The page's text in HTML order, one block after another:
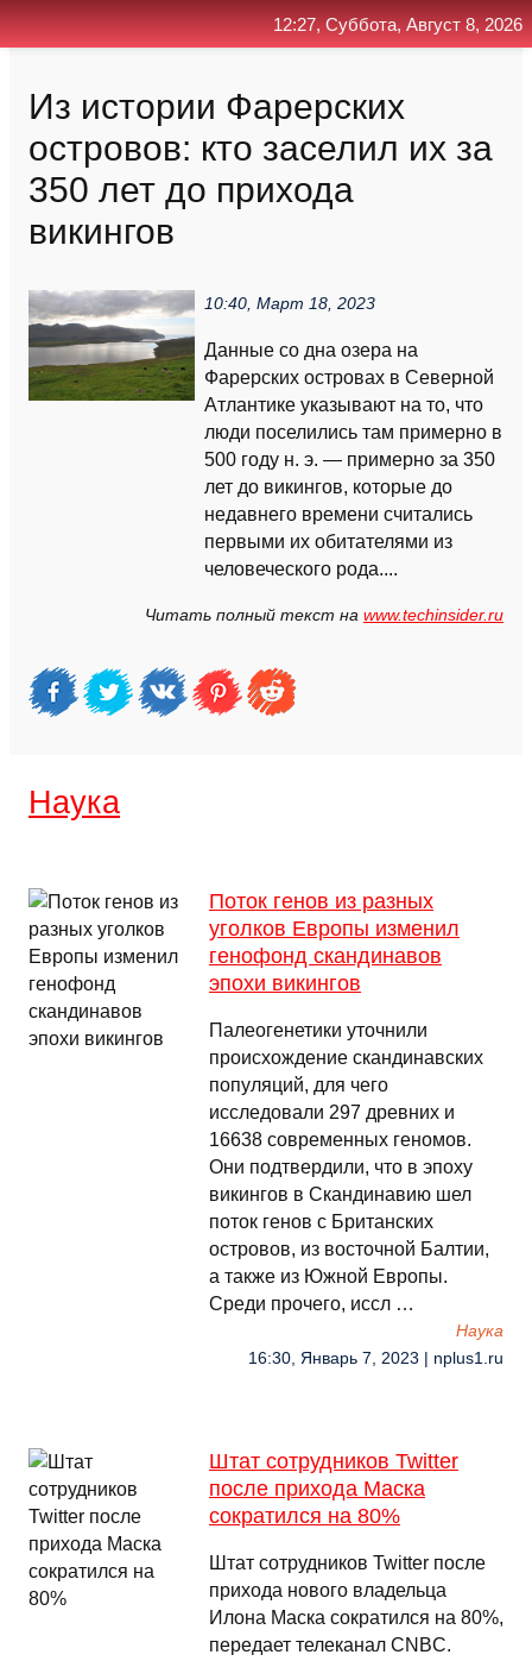
Из истории Фарерских
островов: кто заселил их за
350 лет до прихода
викингов
10:40, Март 18, 2023
Данные со дна озера на
Фарерских островах в Северной
Атлантике указывают на то, что
люди поселились там примерно в
500 году н. э. — примерно за 350
лет до викингов, которые до
недавнего времени считались
первыми их обитателями из
человеческого рода....
Читать полный текст на www.techinsider.ru
Наука
Поток генов из разных
уголков Европы изменил
генофонд скандинавов
эпохи викингов
Палеогенетики уточнили
происхождение скандинавских
популяций, для чего
исследовали 297 древних и
16638 современных геномов.
Они подтвердили, что в эпоху
викингов в Скандинавию шел
поток генов с Британских
островов, из восточной Балтии,
а также из Южной Европы.
Среди прочего, иссл …
Наука
16:30, Январь 7, 2023 | nplus1.ru
Штат сотрудников Twitter
после прихода Маска
сократился на 80%
Штат сотрудников Twitter после
прихода нового владельца
Илона Маска сократился на 80%,
передает телеканал CNBC.
12:27, Суббота, Август 8, 2026